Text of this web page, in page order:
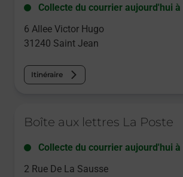
Collecte du courrier aujourd'hui à
6 Allee Victor Hugo
31240 Saint Jean
Itinéraire
Boîte aux lettres La Poste
Collecte du courrier aujourd'hui à
2 Rue De La Sausse